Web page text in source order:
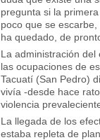
pregunta si la
poco que se
ha quedado, de
La administración
las ocupaciones de
Tacuatí (San Pedro)
vivía -desde hace
violencia
La llegada de los
estaba repleta de